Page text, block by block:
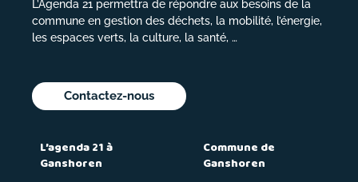
L’Agenda 21 permettra de répondre aux besoins de la
commune en gestion des déchets, la mobilité, l’énergie,
les espaces verts, la culture, la santé, …
Contactez-nous
L’agenda 21 à
Ganshoren
Commune de
Ganshoren